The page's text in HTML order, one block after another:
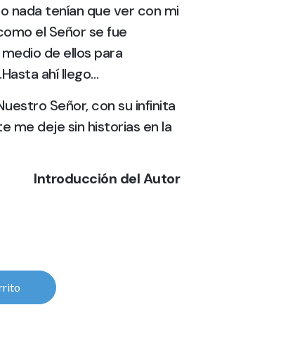
nada tenían que ver con mi
el Señor se fue
de ellos para
ahí llego…
Señor, con su infinita
me deje sin historias en la
Introducción del Autor